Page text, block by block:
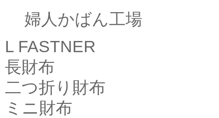
婦人かばん工場
L FASTNER
長財布
二つ折り財布
ミニ財布